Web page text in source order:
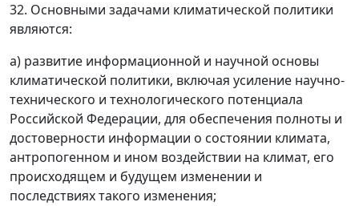
32. Основными задачами климатической политики
являются:
а) развитие информационной и научной основы
климатической политики, включая усиление научно-
технического и технологического потенциала
Российской Федерации, для обеспечения полноты и
достоверности информации о состоянии климата,
антропогенном и ином воздействии на климат, его
происходящем и будущем изменении и
последствиях такого изменения;